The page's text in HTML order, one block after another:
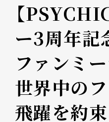
【
ー3周年記
ファンミ
世界中の
飛躍を約束